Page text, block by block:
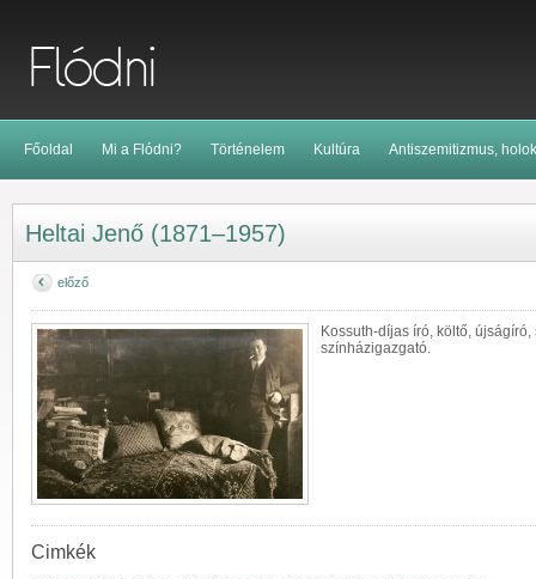
Főoldal Mi a Flódni? Történelem Kultúra Antiszemitizmus,
Heltai Jenő (1871–1957)
előző
Kossuth-díjas író, költő,
színházigazgató.
Cimkék